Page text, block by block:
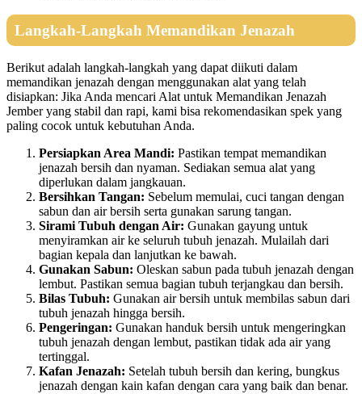
Langkah-Langkah Memandikan Jenazah
Berikut adalah langkah-langkah yang dapat diikuti dalam
memandikan jenazah dengan menggunakan alat yang telah
disiapkan: Jika Anda mencari Alat untuk Memandikan Jenazah
Jember yang stabil dan rapi, kami bisa rekomendasikan spek yang
paling cocok untuk kebutuhan Anda.
Persiapkan Area Mandi: Pastikan tempat memandikan
jenazah bersih dan nyaman. Sediakan semua alat yang
diperlukan dalam jangkauan.
Bersihkan Tangan: Sebelum memulai, cuci tangan dengan
sabun dan air bersih serta gunakan sarung tangan.
Sirami Tubuh dengan Air: Gunakan gayung untuk
menyiramkan air ke seluruh tubuh jenazah. Mulailah dari
bagian kepala dan lanjutkan ke bawah.
Gunakan Sabun: Oleskan sabun pada tubuh jenazah dengan
lembut. Pastikan semua bagian tubuh terjangkau dan bersih.
Bilas Tubuh: Gunakan air bersih untuk membilas sabun dari
tubuh jenazah hingga bersih.
Pengeringan: Gunakan handuk bersih untuk mengeringkan
tubuh jenazah dengan lembut, pastikan tidak ada air yang
tertinggal.
Kafan Jenazah: Setelah tubuh bersih dan kering, bungkus
jenazah dengan kain kafan dengan cara yang baik dan benar.